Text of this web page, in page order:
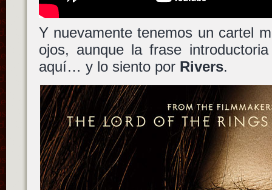
Y nuevamente tenemos un cartel
ojos, aunque la frase
aquí… y lo siento por Rivers.